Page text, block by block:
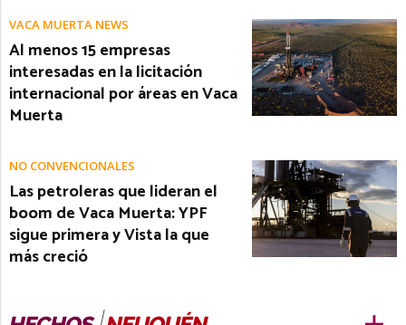
VACA MUERTA NEWS
Al menos 15 empresas
interesadas en la licitación
internacional por áreas en Vaca
Muerta
NO CONVENCIONALES
Las petroleras que lideran el
boom de Vaca Muerta: YPF
sigue primera y Vista la que
más creció